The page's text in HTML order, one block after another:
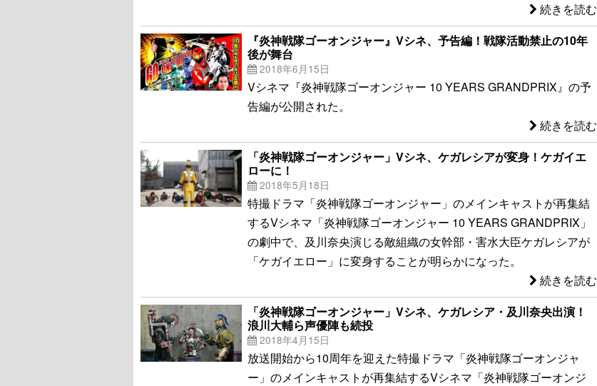
続きを読む
『炎神戦隊ゴーオンジャー』Vシネ、予告編！戦隊活動禁止の10年
後が舞台
2018年6月15日
Vシネマ『炎神戦隊ゴーオンジャー 10 YEARS GRANDPRIX』の予
告編が公開された。
続きを読む
「炎神戦隊ゴーオンジャー」Vシネ、ケガレシアが変身！ケガイエ
ローに！
2018年5月18日
特撮ドラマ「炎神戦隊ゴーオンジャー」のメインキャストが再集結
するVシネマ「炎神戦隊ゴーオンジャー 10 YEARS GRANDPRIX」
の劇中で、及川奈央演じる敵組織の女幹部・害水大臣ケガレシアが
「ケガイエロー」に変身することが明らかになった。
続きを読む
「炎神戦隊ゴーオンジャー」Vシネ、ケガレシア・及川奈央出演！
浪川大輔ら声優陣も続投
2018年4月15日
放送開始から10周年を迎えた特撮ドラマ「炎神戦隊ゴーオンジャ
ー」のメインキャストが再集結するVシネマ「炎神戦隊ゴーオンジ